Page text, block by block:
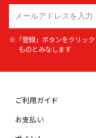
※「登録」ボタンをクリック
ものとみなします
ご利用ガイド
お支払い